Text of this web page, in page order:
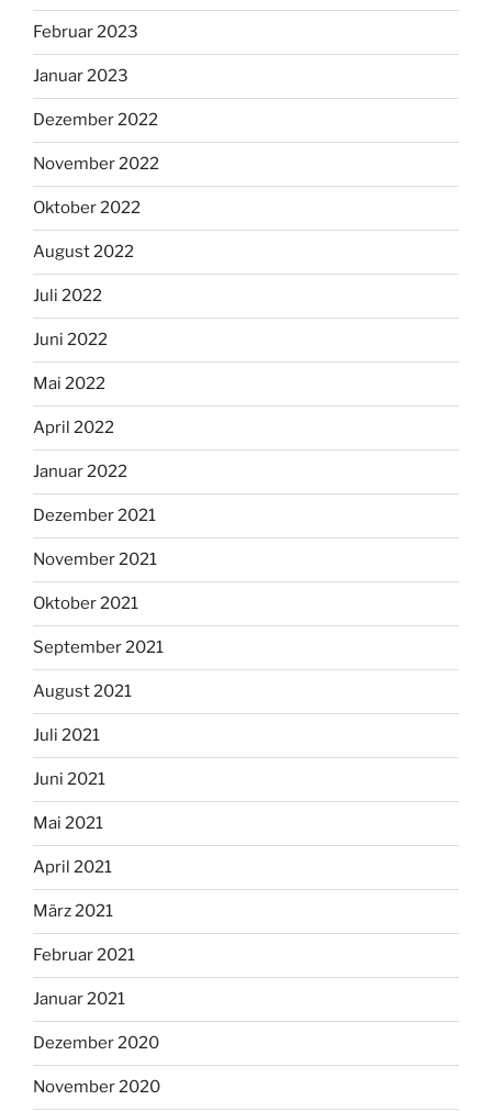
Februar 2023
Januar 2023
Dezember 2022
November 2022
Oktober 2022
August 2022
Juli 2022
Juni 2022
Mai 2022
April 2022
Januar 2022
Dezember 2021
November 2021
Oktober 2021
September 2021
August 2021
Juli 2021
Juni 2021
Mai 2021
April 2021
März 2021
Februar 2021
Januar 2021
Dezember 2020
November 2020